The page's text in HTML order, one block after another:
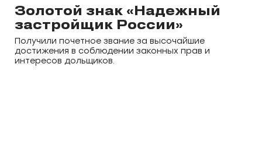
Золотой знак «Надежный
застройщик России»
Получили почетное звание за высочайшие
достижения в соблюдении законных прав и
интересов дольщиков.